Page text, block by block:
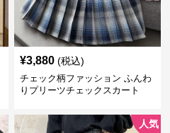
¥3,880 (税込)
チェック柄ファッション ふんわ
りプリーツチェックスカート
人気